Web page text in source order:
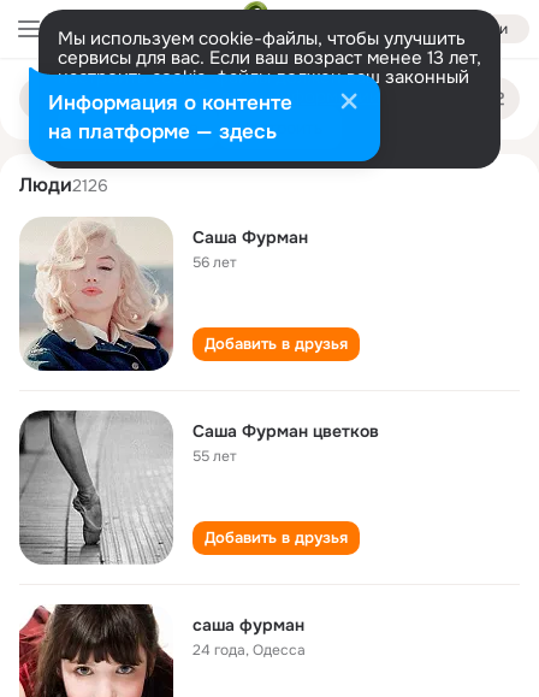
Войти
Мы используем cookie-файлы, чтобы улучшить
сервисы для вас. Если ваш возраст менее 13 лет,
настроить cookie-файлы должен ваш законный
представитель. Больше информации
Разрешить все Настроить
Поиск
людям
sasha furman
Люди2126
Саша Фурман
56 лет
Добавить в друзья
Саша Фурман цветков
55 лет
Добавить в друзья
саша фурман
24 года,Одесса
Информация о контенте
на платформе — здесь